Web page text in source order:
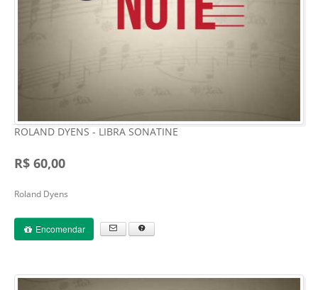
ROLAND DYENS - LIBRA SONATINE
R$ 60,00
Roland Dyens
Encomendar